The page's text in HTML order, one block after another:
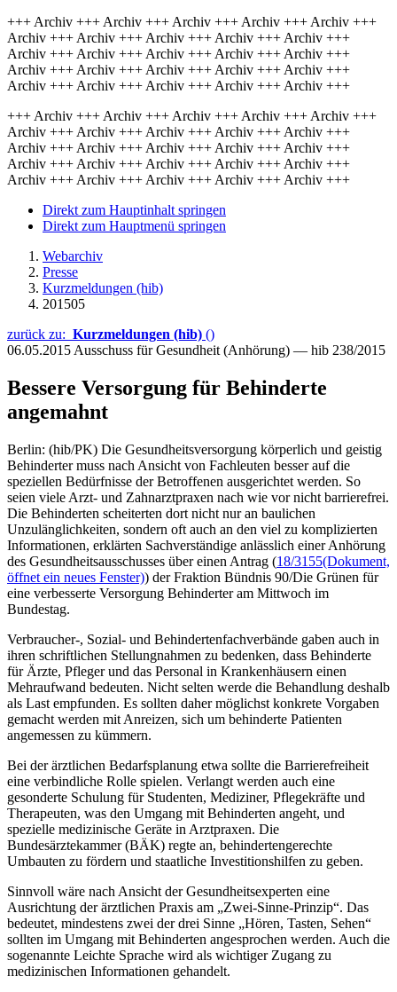
+++ Archiv +++ Archiv +++ Archiv +++ Archiv +++ Archiv +++
Archiv +++ Archiv +++ Archiv +++ Archiv +++ Archiv +++
Archiv +++ Archiv +++ Archiv +++ Archiv +++ Archiv +++
Archiv +++ Archiv +++ Archiv +++ Archiv +++ Archiv +++
Archiv +++ Archiv +++ Archiv +++ Archiv +++ Archiv +++
+++ Archiv +++ Archiv +++ Archiv +++ Archiv +++ Archiv +++
Archiv +++ Archiv +++ Archiv +++ Archiv +++ Archiv +++
Archiv +++ Archiv +++ Archiv +++ Archiv +++ Archiv +++
Archiv +++ Archiv +++ Archiv +++ Archiv +++ Archiv +++
Archiv +++ Archiv +++ Archiv +++ Archiv +++ Archiv +++
Direkt zum Hauptinhalt springen
Direkt zum Hauptmenü springen
Webarchiv
Presse
Kurzmeldungen (hib)
201505
zurück zu: Kurzmeldungen (hib) ()
06.05.2015 Ausschuss für Gesundheit (Anhörung) — hib 238/2015
Bessere Versorgung für Behinderte
angemahnt
Berlin: (hib/PK) Die Gesundheitsversorgung körperlich und geistig
Behinderter muss nach Ansicht von Fachleuten besser auf die
speziellen Bedürfnisse der Betroffenen ausgerichtet werden. So
seien viele Arzt- und Zahnarztpraxen nach wie vor nicht barrierefrei.
Die Behinderten scheiterten dort nicht nur an baulichen
Unzulänglichkeiten, sondern oft auch an den viel zu komplizierten
Informationen, erklärten Sachverständige anlässlich einer Anhörung
des Gesundheitsausschusses über einen Antrag (18/3155(Dokument,
öffnet ein neues Fenster)) der Fraktion Bündnis 90/Die Grünen für
eine verbesserte Versorgung Behinderter am Mittwoch im
Bundestag.
Verbraucher-, Sozial- und Behindertenfachverbände gaben auch in
ihren schriftlichen Stellungnahmen zu bedenken, dass Behinderte
für Ärzte, Pfleger und das Personal in Krankenhäusern einen
Mehraufwand bedeuten. Nicht selten werde die Behandlung deshalb
als Last empfunden. Es sollten daher möglichst konkrete Vorgaben
gemacht werden mit Anreizen, sich um behinderte Patienten
angemessen zu kümmern.
Bei der ärztlichen Bedarfsplanung etwa sollte die Barrierefreiheit
eine verbindliche Rolle spielen. Verlangt werden auch eine
gesonderte Schulung für Studenten, Mediziner, Pflegekräfte und
Therapeuten, was den Umgang mit Behinderten angeht, und
spezielle medizinische Geräte in Arztpraxen. Die
Bundesärztekammer (BÄK) regte an, behindertengerechte
Umbauten zu fördern und staatliche Investitionshilfen zu geben.
Sinnvoll wäre nach Ansicht der Gesundheitsexperten eine
Ausrichtung der ärztlichen Praxis am „Zwei-Sinne-Prinzip“. Das
bedeutet, mindestens zwei der drei Sinne „Hören, Tasten, Sehen“
sollten im Umgang mit Behinderten angesprochen werden. Auch die
sogenannte Leichte Sprache wird als wichtiger Zugang zu
medizinischen Informationen gehandelt.